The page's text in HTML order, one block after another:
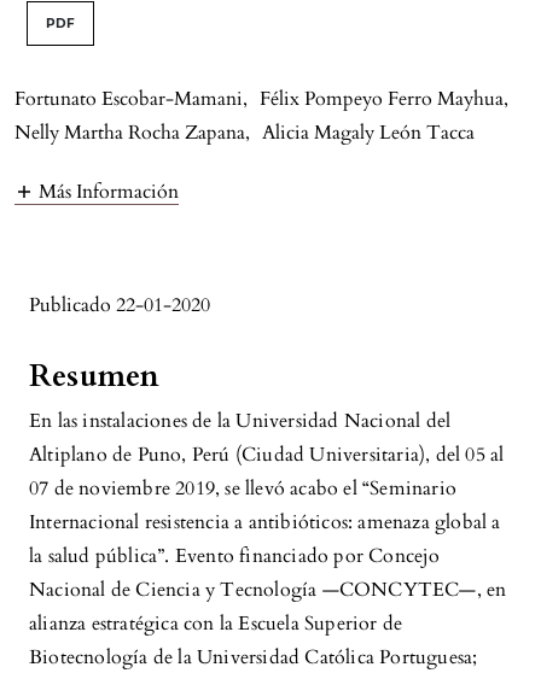
PDF
Fortunato Escobar-Mamani, Félix Pompeyo Ferro Mayhua,
Nelly Martha Rocha Zapana, Alicia Magaly León Tacca
Más Información
Publicado 22-01-2020
Resumen
En las instalaciones de la Universidad Nacional del
Altiplano de Puno, Perú (Ciudad Universitaria), del 05 al
07 de noviembre 2019, se llevó acabo el “Seminario
Internacional resistencia a antibióticos: amenaza global a
la salud pública”. Evento financiado por Concejo
Nacional de Ciencia y Tecnología —CONCYTEC—, en
alianza estratégica con la Escuela Superior de
Biotecnología de la Universidad Católica Portuguesa;